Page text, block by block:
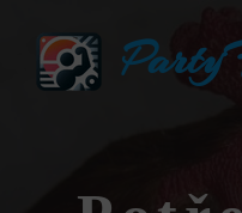
obsah